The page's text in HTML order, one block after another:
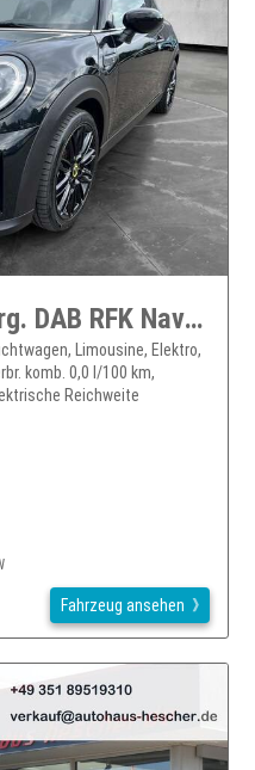
MINI Cooper SE 3-trg. DAB RFK Navi Shz Tempomat LED
Limousine, Elektro,
komb. 0,0 l/100 km,
Reichweite
Fahrzeug ansehen